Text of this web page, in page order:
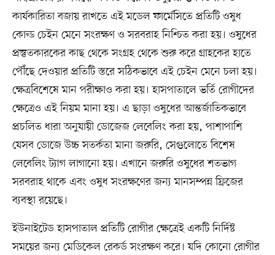
কার্যকারিতা বজায় রাখতে এই মডেল ফার্মেসিতে প্রতিটি ওষুধ
কোল্ড চেইন মেনে সংরক্ষণ ও সরবরাহ নিশ্চিত করা হয়। ওষুধের
প্রস্তুতকারকের কাছ থেকে সংগ্রহ থেকে শুরু করে গ্রাহকের হাতে
পৌঁছে দেওয়ার প্রতিটি স্তরে সঠিকভাবে এই চেইন মেনে চলা হয়।
ক্ষেত্রবিশেষে মান পরীক্ষাও করা হয়। হাসপাতালে ভর্তি রোগীদের
ক্ষেত্রেও এই নিয়ম মানা হয়। এ ছাড়া ওষুধের আন্তর্জাতিকভাবে
প্রচলিত ধারা অনুযায়ী ডোজেজ লেবেলিং করা হয়, পাশাপাশি
যেসব ডোজে উচ্চ সতর্কতা মানা জরুরি, সেগুলোতে বিশেষ
লেবেলিং ট্যাগ লাগানো হয়। এখানে জরুরি ওষুধের শতভাগ
সরবরাহ থাকে এবং ওষুধ সংরক্ষণের জন্য মানসম্পন্ন ফ্রিজের
ব্যবস্থা রয়েছে।
ইউনাইটেড হাসপাতাল প্রতিটি রোগীর ক্ষেত্রেই একটি নির্দিষ্ট
সময়ের জন্য মেডিকেল রেকর্ড সংরক্ষণ করে। যদি কোনো রোগীর